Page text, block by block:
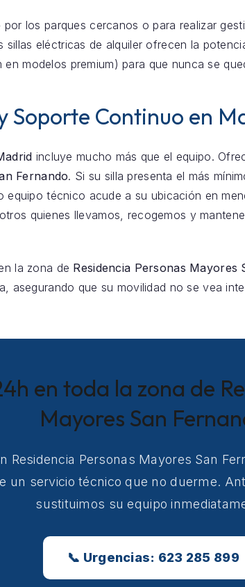
los parques cercanos o para realizar
sillas eléctricas de alquiler ofrecen la
modelos premium) para que nunca se
Soporte Continuo en
incluye mucho más que el equipo.
Fernando. Si su silla presenta el más
equipo técnico acude a su ubicación en
quienes llevamos, recogemos y
la zona de Residencia Personas Mayores
asegurando que su movilidad no se vea
en toda la zona de
Mayores San
Residencia Personas Mayores San
un servicio técnico que no duerme.
sustituimos su equipo
📞 Urgencias: 623 285 899